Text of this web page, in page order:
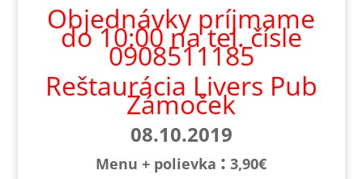
Objednávky príjmame
do 10:00 na tel. čísle
0908511185
Reštaurácia Livers Pub
Zámoček
08.10.2019
Menu + polievka : 3,90€